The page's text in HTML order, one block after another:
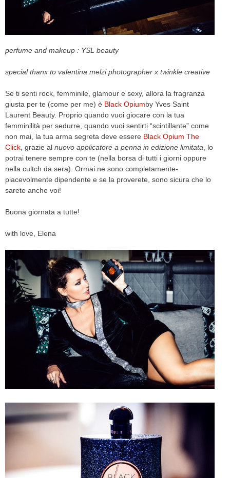
CELEB
VIDEO
ABOUT
ARCHIVES
CONTACT
HOME
perfume and makeup : YSL beauty
special thanx to valentina melzi photographer x twinkle creative
Se ti senti rock, femminile, glamour e sexy, allora la fragranza
giusta per te (come per me) è Black Opiumby Yves Saint
Laurent Beauty. Proprio quando vuoi giocare con la tua
femminilità per sedurre, quando vuoi sentirti “scintillante” come
non mai, la tua arma segreta deve essere Black Opium The
Click , grazie al nuovo applicatore a penna in edizione limitata , lo
potrai tenere sempre con te (nella borsa di tutti i giorni oppure
nella cultch da sera). Ormai ne sono completamente-
piacevolmente dipendente e se la proverete, sono sicura che lo
sarete anche voi!
Buona giornata a tutte!
with love, Elena